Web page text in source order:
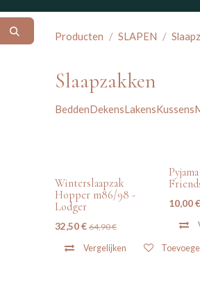
Producten SLAPEN
Slaapzakken
BeddenDekensLakensKussens
tweedehands
Winterslaapzak
Hopper m86/98 -
Lodger
32,50€ 64,90€
Vergelijken
10,00€